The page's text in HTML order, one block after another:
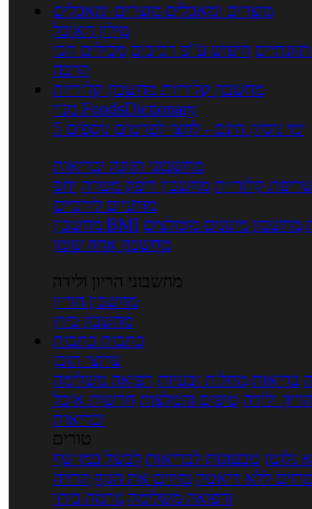
מוצרים ומאכלים מוצרים ומאכלים
מילון האוכל
חיפוש ע"פ רכיבים מכילים הכי
הרבה
מחשבון קלוריות מחשבון קלוריות
מנוי FoodsDictionary
5 ימי ניסיון חינם - לחצו לפרטים נוספים
מחשבוני תזונה ובריאות
קלוריות מחשבון דופק מטרה יחס
מותניים לירכיים
מחשבון BMI מחשבון מינונים מומלצים
מחשבון אחוז שומן
מחשבוני הריון ולידה
מחשבון הריון
מחשבון ביוץ
כתבות כתבות
ערוצי תוכן
בריאות מחלות ובעיות רפואה משלימה
ולידה טיפים והמלצות חדשות אוכל
ובריאות
טורים
גלוטן טבעונות לבריאות לבשל כמו שף
מרזים ללא דיאטה מזיזים את הגוף הרזיה
ורפואה משלימה גורמה ביתי